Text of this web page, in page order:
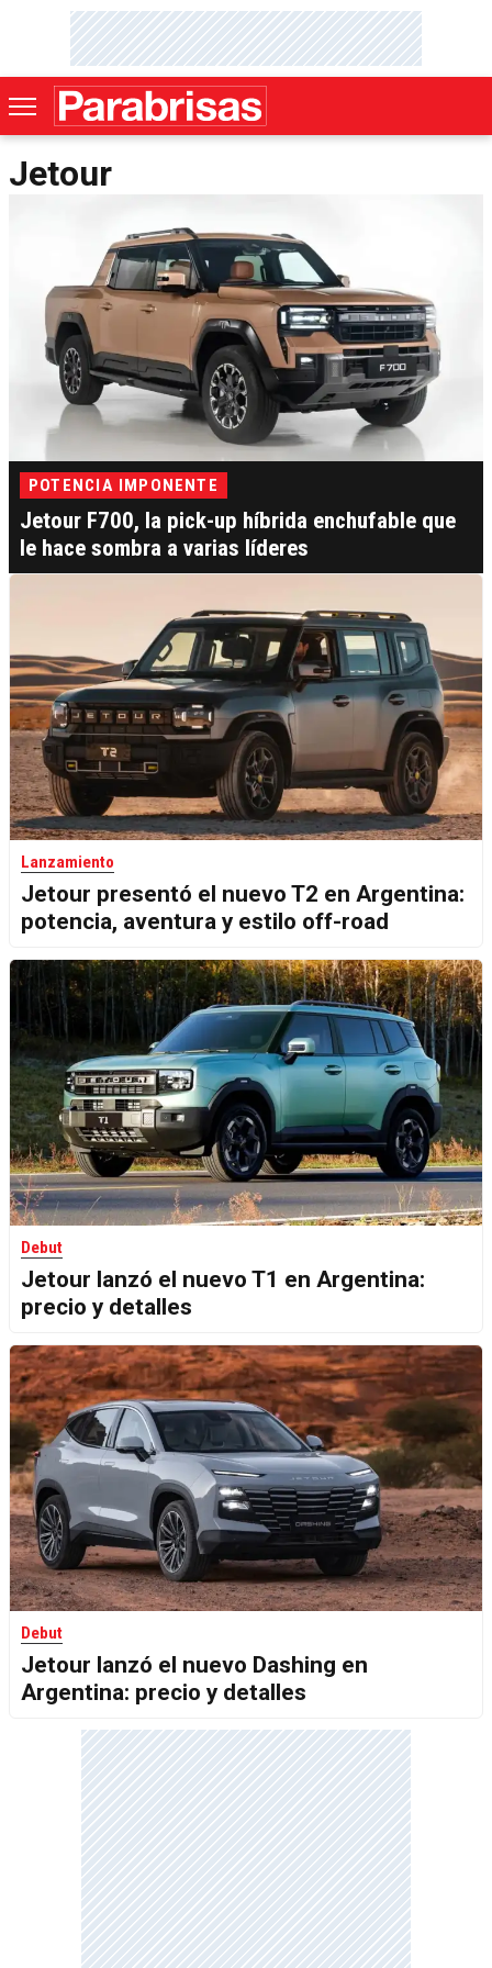
Jetour
POTENCIA IMPONENTE
Jetour F700, la pick-up híbrida enchufable que
le hace sombra a varias líderes
Lanzamiento
Jetour presentó el nuevo T2 en Argentina:
potencia, aventura y estilo off-road
Debut
Jetour lanzó el nuevo T1 en Argentina:
precio y detalles
Debut
Jetour lanzó el nuevo Dashing en
Argentina: precio y detalles